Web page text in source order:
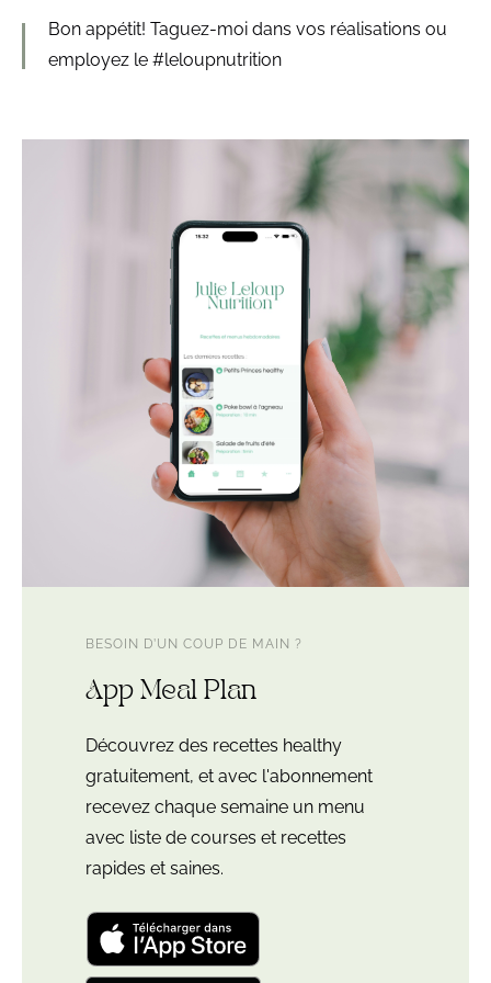
Bon appétit! Taguez-moi dans vos réalisations ou
employez le #leloupnutrition
BESOIN D’UN COUP DE MAIN ?
App Meal Plan
Découvrez des recettes healthy
gratuitement, et avec l'abonnement
recevez chaque semaine un menu
avec liste de courses et recettes
rapides et saines.
Télécharger